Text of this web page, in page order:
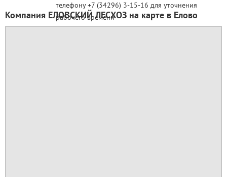
телефону +7 (34296) 3-15-16 для уточнения
рабочего времени
Компания ЕЛОВСКИЙ ЛЕСХОЗ на карте в Елово